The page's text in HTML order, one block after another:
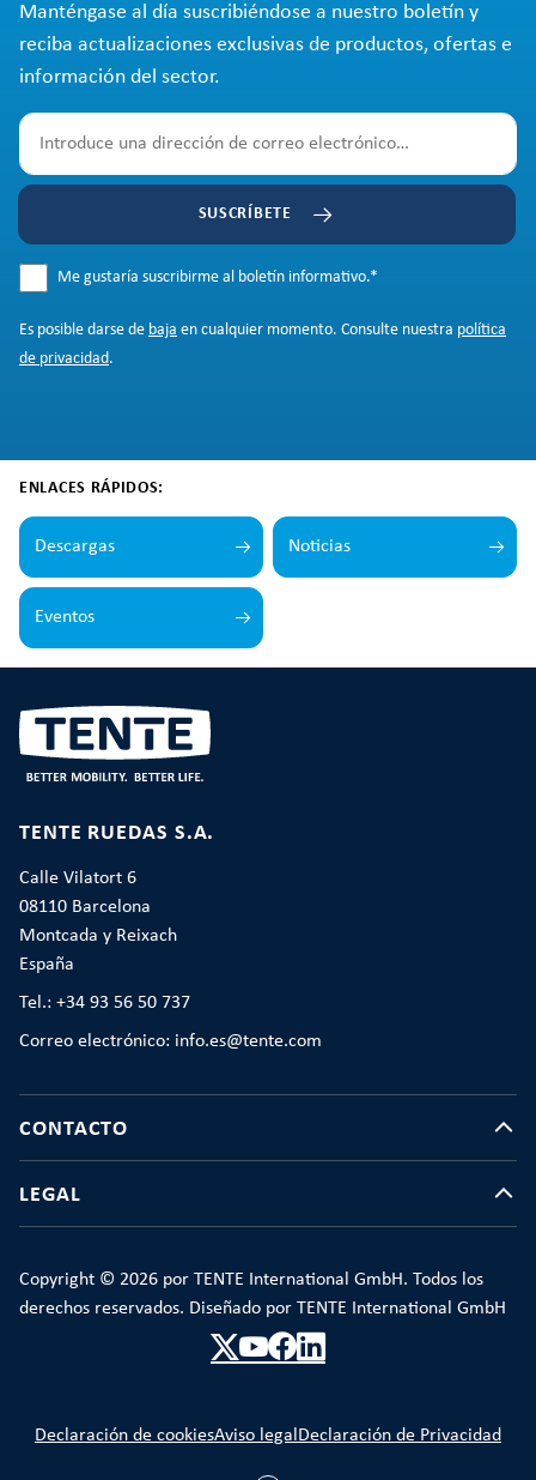
Manténgase al día suscribiéndose a nuestro boletín y
reciba actualizaciones exclusivas de productos, ofertas e
información del sector.
SUSCRÍBETE
Me gustaría suscribirme al boletín informativo.*
Es posible darse de baja en cualquier momento. Consulte nuestra política
de privacidad.
ENLACES RÁPIDOS:
Descargas Noticias
Eventos
TENTE RUEDAS S.A.
Calle Vilatort 6
08110 Barcelona
Montcada y Reixach
España
Tel.: +34 93 56 50 737
Correo electrónico: info.es@tente.com
CONTACTO
LEGAL
Copyright © 2026 por TENTE International GmbH. Todos los
derechos reservados. Diseñado por TENTE International GmbH
Declaración de cookiesAviso legal Declaración de Privacidad